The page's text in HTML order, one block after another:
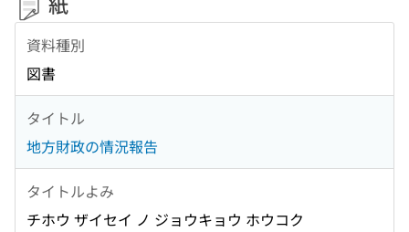
資料種別
図書
タイトル
地方財政の情況報告
タイトルよみ
チホウ ザイセイ ノ ジョウキョウ ホウコク